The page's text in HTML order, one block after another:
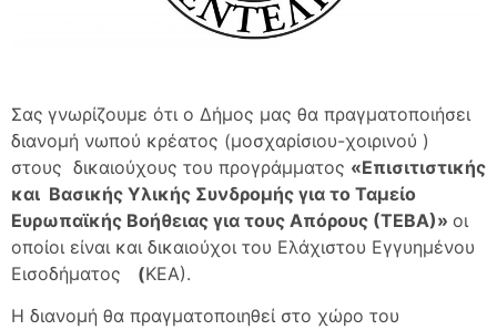
Σας γνωρίζουμε ότι ο Δήμος μας θα πραγματοποιήσει
διανομή νωπού κρέατος (μοσχαρίσιου-χοιρινού )
στους δικαιούχους του προγράμματος «Επισιτιστικής
και Βασικής Υλικής Συνδρομής για το Ταμείο
Ευρωπαϊκής Βοήθειας για τους Απόρους (ΤΕΒΑ)» οι
οποίοι είναι και δικαιούχοι του Ελάχιστου Εγγυημένου
Εισοδήματος
(ΚΕΑ).
Η διανομή θα πραγματοποιηθεί στο χώρο του